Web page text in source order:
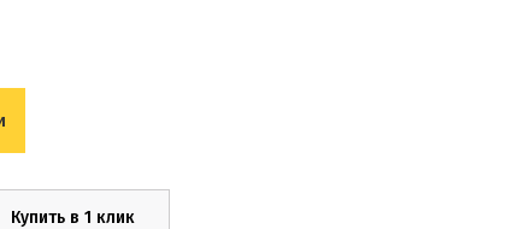
Купить в 1 клик